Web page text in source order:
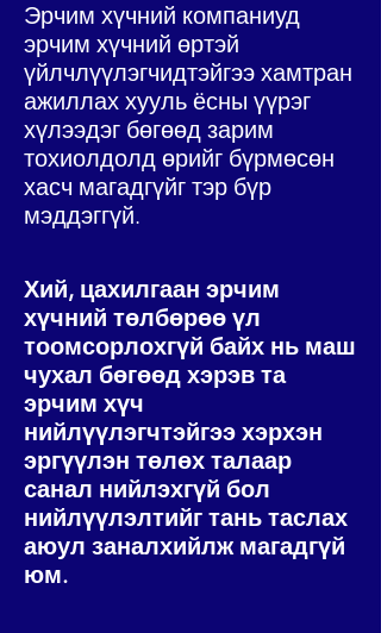
Эрчим хүчний компаниуд
эрчим хүчний өртэй
үйлчлүүлэгчидтэйгээ хамтран
ажиллах хууль ёсны үүрэг
хүлээдэг бөгөөд зарим
тохиолдолд өрийг бүрмөсөн
хасч магадгүйг тэр бүр
мэддэггүй.
Хий, цахилгаан эрчим
хүчний төлбөрөө үл
тоомсорлохгүй байх нь маш
чухал бөгөөд хэрэв та
эрчим хүч
нийлүүлэгчтэйгээ хэрхэн
эргүүлэн төлөх талаар
санал нийлэхгүй бол
нийлүүлэлтийг тань таслах
аюул заналхийлж магадгүй
юм.